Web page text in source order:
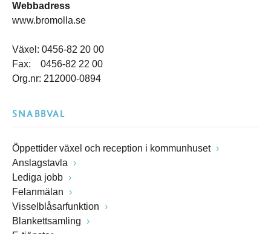
Webbadress
www.bromolla.se
Växel: 0456-82 20 00
Fax: 0456-82 22 00
Org.nr: 212000-0894
SNABBVAL
Öppettider växel och reception i kommunhuset
Anslagstavla
Lediga jobb
Felanmälan
Visselblåsarfunktion
Blankettsamling